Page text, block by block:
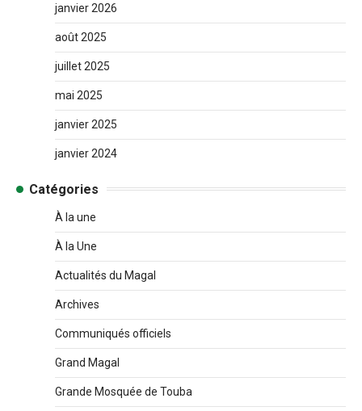
janvier 2026
août 2025
juillet 2025
mai 2025
janvier 2025
janvier 2024
Catégories
À la une
À la Une
Actualités du Magal
Archives
Communiqués officiels
Grand Magal
Grande Mosquée de Touba